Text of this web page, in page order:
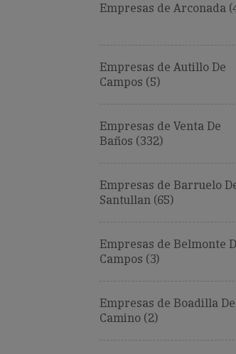
Empresas de Arconada
Empresas de Autillo De
Campos (5)
Empresas de Venta De
Baños (332)
Empresas de Barruelo
Santullan (65)
Empresas de Belmonte
Campos (3)
Empresas de Boadilla
Camino (2)